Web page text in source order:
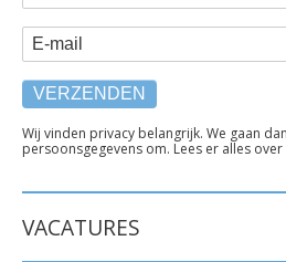
E-mail
TEKST
ONDER
Wij vinden privacy belangrijk. We gaan
persoonsgegevens om. Lees er alles
VACATURES